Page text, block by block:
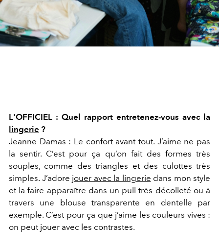
L'OFFICIEL : Quel rapport entretenez-vous avec la
lingerie ?
Jeanne Damas : Le confort avant tout. J’aime ne pas
la sentir. C’est pour ça qu’on fait des formes très
souples, comme des triangles et des culottes très
simples. J’adore jouer avec la lingerie dans mon style
et la faire apparaître dans un pull très décolleté ou à
travers une blouse transparente en dentelle par
exemple. C’est pour ça que j’aime les couleurs vives :
on peut jouer avec les contrastes.